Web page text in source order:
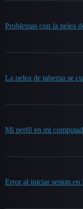
Problemas con la pelea
La pelea de taberna se
Mi perfil en mi
Error al iniciar sesion en